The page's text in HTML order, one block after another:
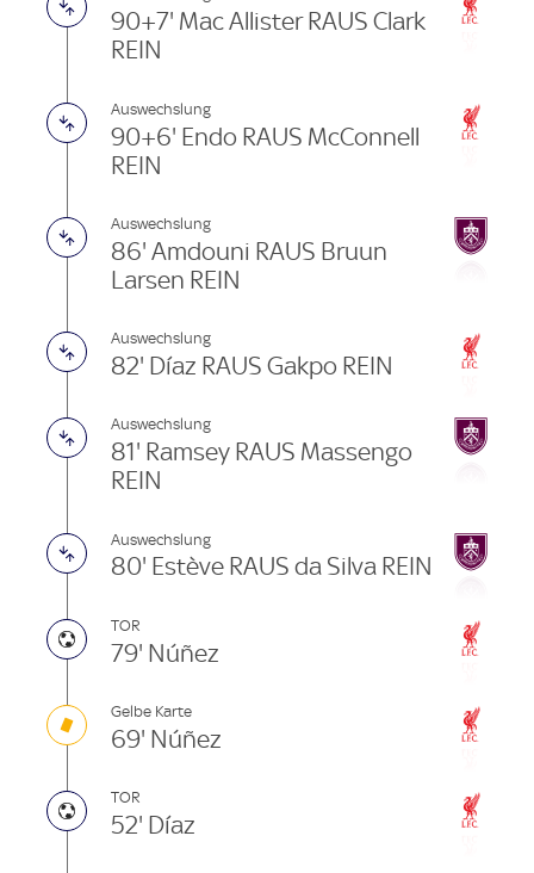
90+7' Mac Allister RAUS Clark
REIN
Auswechslung
90+6' Endo RAUS McConnell
REIN
Auswechslung
86' Amdouni RAUS Bruun
Larsen REIN
Auswechslung
82' Díaz RAUS Gakpo REIN
Auswechslung
81' Ramsey RAUS Massengo
REIN
Auswechslung
80' Estève RAUS da Silva REIN
TOR
79' Núñez
Gelbe Karte
69' Núñez
TOR
52' Díaz